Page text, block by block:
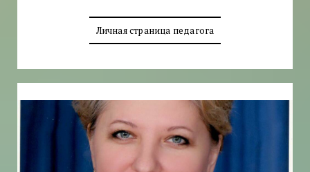
Личная страница педагога